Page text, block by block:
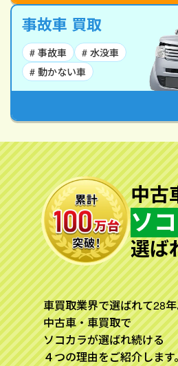
事故車 買取
# 事故車
# 水没車
# 動かない車
中古
ソ
選ば
車買取業界で選ばれて28
中古車・車買取で
ソコカラが選ばれ続ける
４つの理由をご紹介します